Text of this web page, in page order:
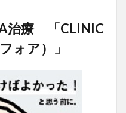
治療 「CLINIC
ォア）」